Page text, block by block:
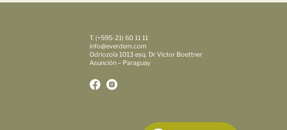
T. (+595-21) 60 11 11
info@everdem.com
Odriozola 1013 esq. Dr Victor Boettner
Asunción – Paraguay